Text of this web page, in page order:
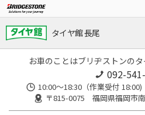
タイヤ館 長尾
お車のことはブリヂストンの
092-
10:00～18:30（作業受付
〒815-0075 福岡県福岡市